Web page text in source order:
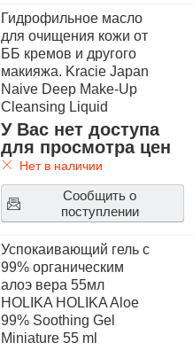
Гидрофильное масло
для очищения кожи от
ББ кремов и другого
макияжа. Kracie Japan
Naive Deep Make-Up
Cleansing Liquid
Orange 170ml
У Вас нет доступа
для просмотра цен
Нет в наличии
Сообщить о
поступлении
Успокаивающий гель с
99% органическим
алоэ вера 55мл
HOLIKA HOLIKA Aloe
99% Soothing Gel
Miniature 55 ml